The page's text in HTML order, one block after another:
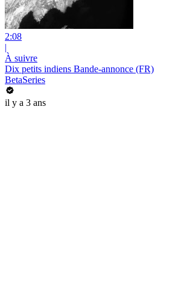
2:08
|
À suivre
Dix petits indiens Bande-annonce (FR)
BetaSeries
il y a 3 ans